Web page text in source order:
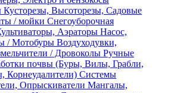
Кусторезы, Высоторезы, Садовые
/ мойки Снегоуборочная
Аэраторы Насос,
/ Мотобуры Воздуходувки,
/ Дровоколы Ручные
почвы (Буры, Вилы, Грабли,
Корнеудалители) Системы
Опрыскиватели Мангалы,